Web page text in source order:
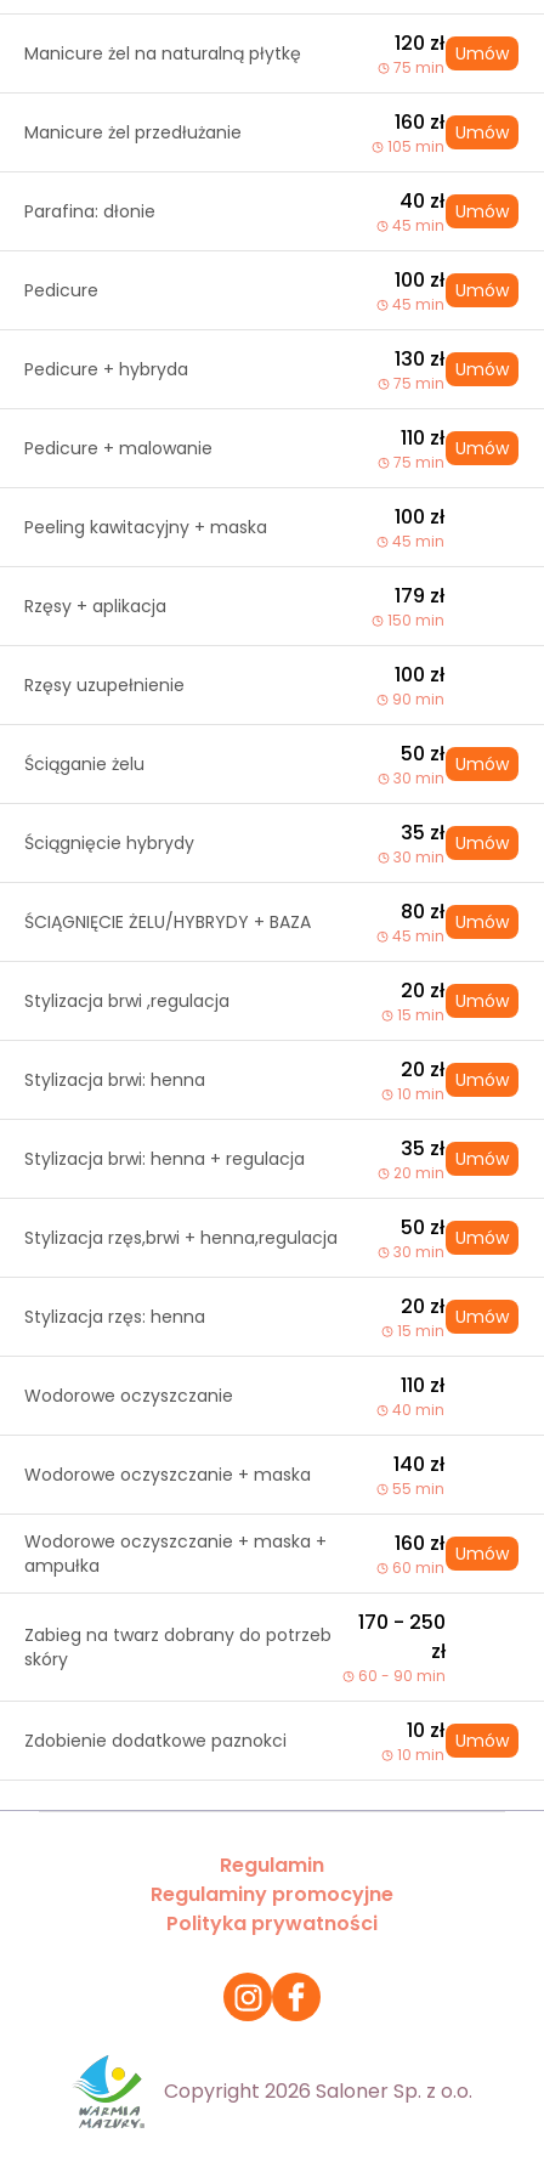
Manicure żel na naturalną płytkę 120 zł
75 min
Umów
Manicure żel przedłużanie 160 zł
105 min
Umów
Parafina: dłonie 40 zł
45 min
Umów
Pedicure 100 zł
45 min
Umów
Pedicure + hybryda 130 zł
75 min
Umów
Pedicure + malowanie 110 zł
75 min
Umów
Peeling kawitacyjny + maska 100 zł
45 min
Rzęsy + aplikacja 179 zł
150 min
Rzęsy uzupełnienie 100 zł
90 min
Ściąganie żelu 50 zł
30 min
Umów
Ściągnięcie hybrydy 35 zł
30 min
Umów
ŚCIĄGNIĘCIE ŻELU/HYBRYDY + BAZA 80 zł
45 min
Umów
Stylizacja brwi ,regulacja 20 zł
15 min
Umów
Stylizacja brwi: henna 20 zł
10 min
Umów
Stylizacja brwi: henna + regulacja 35 zł
20 min
Umów
Stylizacja rzęs,brwi + henna,regulacja 50 zł
30 min
Umów
Stylizacja rzęs: henna 20 zł
15 min
Umów
Wodorowe oczyszczanie 110 zł
40 min
Wodorowe oczyszczanie + maska 140 zł
55 min
Wodorowe oczyszczanie + maska +
ampułka
160 zł
60 min
Umów
Zabieg na twarz dobrany do potrzeb
skóry
170 - 250
zł
60 - 90 min
Zdobienie dodatkowe paznokci 10 zł
10 min
Umów
Regulamin
Regulaminy promocyjne
Polityka prywatności
Copyright 2026 Saloner Sp. z o.o.